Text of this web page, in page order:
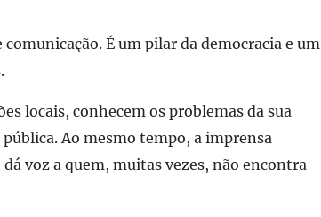
É um pilar da democracia e um
locais, conhecem os problemas da sua
Ao mesmo tempo, a imprensa
voz a quem, muitas vezes, não encontra